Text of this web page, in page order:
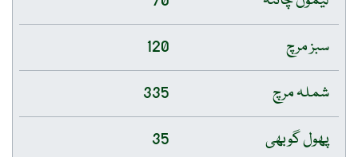
سبز مرچ
120
شملہ مرچ
335
پھول گوبھی
35